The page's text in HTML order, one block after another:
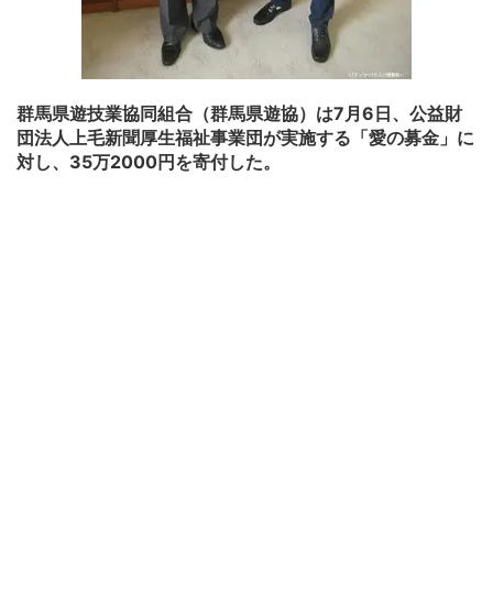
群馬県遊技業協同組合（群馬県遊協）は7月6日、公益財
団法人上毛新聞厚生福祉事業団が実施する「愛の募金」に
対し、35万2000円を寄付した。